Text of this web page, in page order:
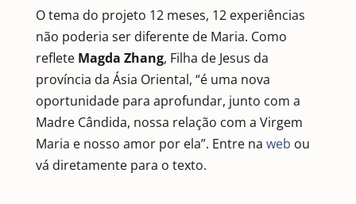
O tema do projeto 12 meses, 12 experiências
não poderia ser diferente de Maria. Como
reflete Magda Zhang, Filha de Jesus da
província da Ásia Oriental, “é uma nova
oportunidade para aprofundar, junto com a
Madre Cândida, nossa relação com a Virgem
Maria e nosso amor por ela”. Entre na web ou
vá diretamente para o texto.